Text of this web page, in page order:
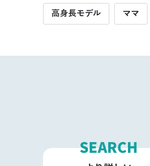
高身長モデル ママ